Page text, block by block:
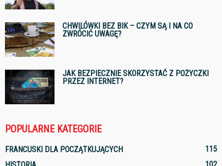
CHWILÓWKI BEZ BIK – CZYM SĄ I NA CO
ZWRÓCIĆ UWAGĘ?
JAK BEZPIECZNIE SKORZYSTAĆ Z POŻYCZKI
PRZEZ INTERNET?
POPULARNE KATEGORIE
FRANCUSKI DLA POCZĄTKUJĄCYCH
115